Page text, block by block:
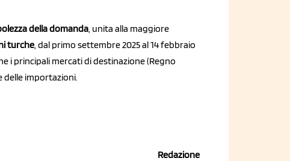
della domanda , unita alla maggiore
turche , dal primo settembre 2025 al 14 febbraio
i principali mercati di destinazione (Regno
delle importazioni.
Redazione